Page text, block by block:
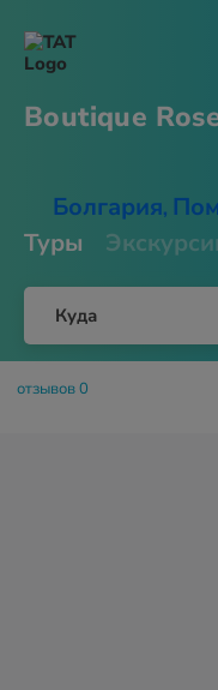
Boutique
Болгария,
Туры
Куда
отзывов 0